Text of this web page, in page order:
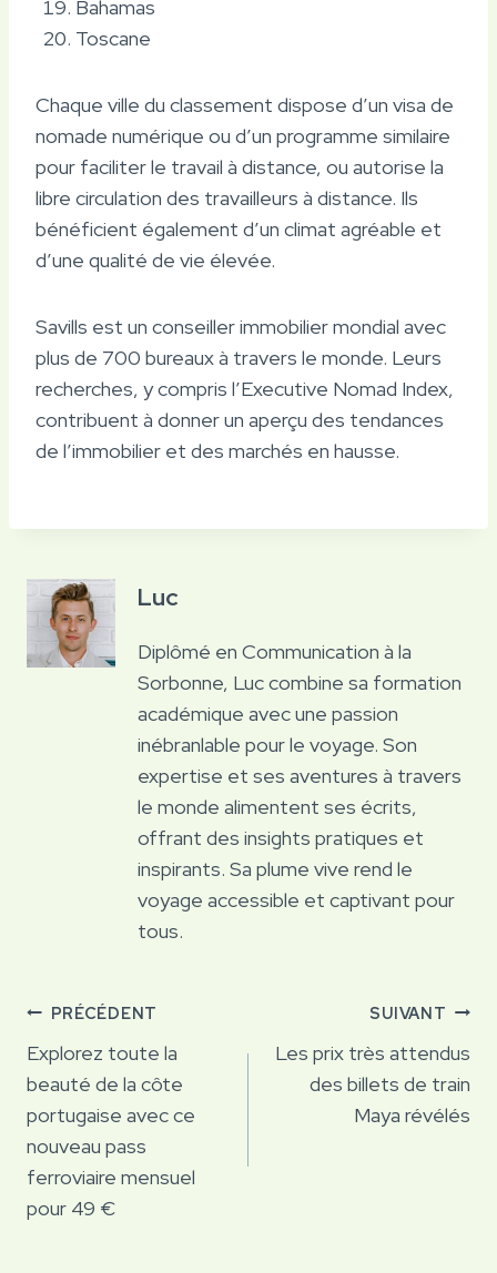
Bahamas
Toscane
Chaque ville du classement dispose d’un visa de
nomade numérique ou d’un programme similaire
pour faciliter le travail à distance, ou autorise la
libre circulation des travailleurs à distance. Ils
bénéficient également d’un climat agréable et
d’une qualité de vie élevée.
Savills est un conseiller immobilier mondial avec
plus de 700 bureaux à travers le monde. Leurs
recherches, y compris l’Executive Nomad Index,
contribuent à donner un aperçu des tendances
de l’immobilier et des marchés en hausse.
Luc
Diplômé en Communication à la
Sorbonne, Luc combine sa formation
académique avec une passion
inébranlable pour le voyage. Son
expertise et ses aventures à travers
le monde alimentent ses écrits,
offrant des insights pratiques et
inspirants. Sa plume vive rend le
voyage accessible et captivant pour
tous.
Navigation
de
l’article
PRÉCÉDENT
Explorez toute la
beauté de la côte
portugaise avec ce
nouveau pass
ferroviaire mensuel
pour 49 €
SUIVANT
Les prix très attendus
des billets de train
Maya révélés